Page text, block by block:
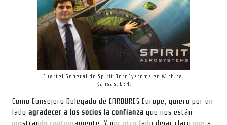
Cuartel General de Spirit AeroSystems en Wichita,
Kansas, USA.
Como Consejero Delegado de CARBURES Europe, quiero por un
lado agradecer a los socios la confianza que nos están